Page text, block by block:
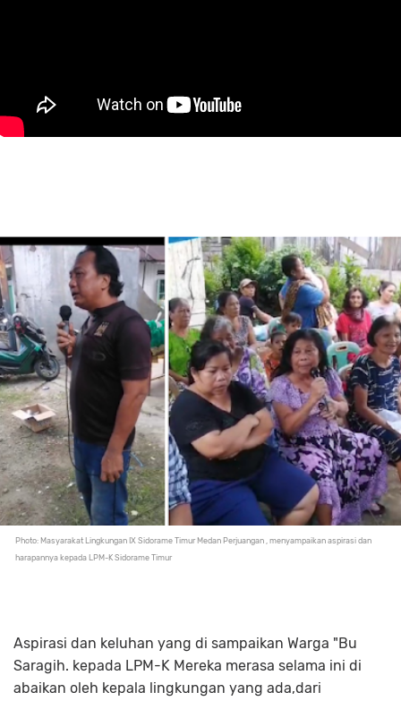
Photo: Masyarakat Lingkungan IX Sidorame Timur Medan Perjuangan , menyampaikan aspirasi dan
harapannya kepada LPM-K Sidorame Timur
Aspirasi dan keluhan yang di sampaikan Warga "Bu
Saragih. kepada LPM-K Mereka merasa selama ini di
abaikan oleh kepala lingkungan yang ada,dari